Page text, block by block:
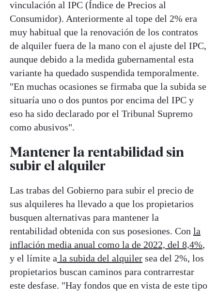
vinculación al IPC (Índice de Precios al
Consumidor). Anteriormente al tope del 2% era
muy habitual que la renovación de los contratos
de alquiler fuera de la mano con el ajuste del IPC,
aunque debido a la medida gubernamental esta
variante ha quedado suspendida temporalmente.
"En muchas ocasiones se firmaba que la subida se
situaría uno o dos puntos por encima del IPC y
eso ha sido declarado por el Tribunal Supremo
como abusivos".
Mantener la rentabilidad sin
subir el alquiler
Las trabas del Gobierno para subir el precio de
sus alquileres ha llevado a que los propietarios
busquen alternativas para mantener la
rentabilidad obtenida con sus posesiones. Con la
inflación media anual como la de 2022, del 8,4%,
y el límite a la subida del alquiler sea del 2%, los
propietarios buscan caminos para contrarrestar
este desfase. "Hay fondos que en vista de este tipo